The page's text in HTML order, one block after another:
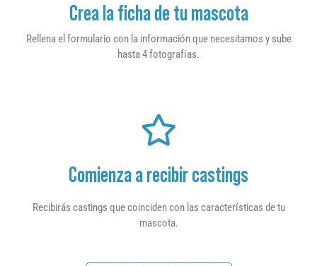
Crea la ficha de tu mascota
Rellena el formulario con la información que necesitamos y sube
hasta 4 fotografías.
Comienza a recibir castings
Recibirás castings que coinciden con las características de tu
mascota.